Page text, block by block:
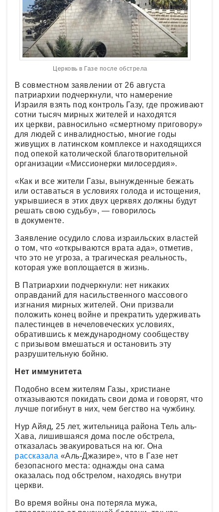
Церковь в Газе после обстрела
В совместном заявлении от 26 августа
патриархии подчеркнули, что намерение
Израиля взять под контроль Газу, где проживают
сотни тысяч мирных жителей и находятся
их церкви, равносильно «смертному приговору»
для людей с инвалидностью, многие годы
живущих в латинском комплексе и находящихся
под опекой католической благотворительной
организации «Миссионерки милосердия».
«Как и все жители Газы, вынужденные бежать
или оставаться в условиях голода и истощения,
укрывшиеся в этих двух церквях должны будут
решать свою судьбу», — говорилось
в документе.
Заявление осудило слова израильских властей
о том, что «открываются врата ада», отметив,
что это не угроза, а трагическая реальность,
которая уже воплощается в жизнь.
В Патриархии подчеркнули: нет никаких
оправданий для насильственного массового
изгнания мирных жителей. Они призвали
положить конец войне и прекратить удерживать
палестинцев в нечеловеческих условиях,
обратившись к международному сообществу
с призывом вмешаться и остановить эту
разрушительную бойню.
Нет иммунитета
Подобно всем жителям Газы, христиане
отказываются покидать свои дома и говорят, что
лучше погибнут в них, чем бегство на чужбину.
Нур Айяд, 25 лет, жительница района Тель аль-
Хава, лишившаяся дома после обстрела,
отказалась эвакуироваться на юг. Она
рассказала «Аль-Джазире», что в Газе нет
безопасного места: однажды она сама
оказалась под обстрелом, находясь внутри
церкви.
Во время войны она потеряла мужа,